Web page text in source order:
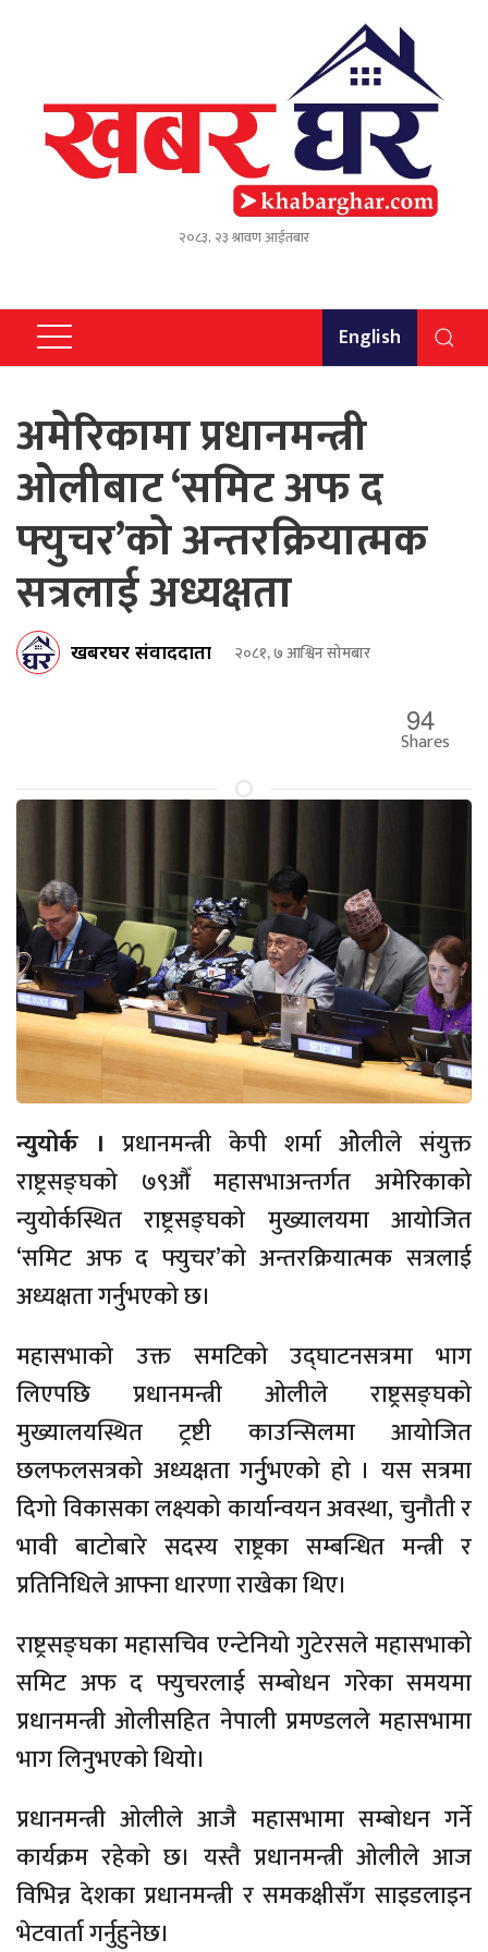
२०८३, २३ श्रावण आईतबार
English
अमेरिकामा प्रधानमन्त्री
ओलीबाट ‘समिट अफ द
फ्युचर’को अन्तरक्रियात्मक
सत्रलाई अध्यक्षता
खबरघर संवाददाता २०८१, ७ आश्विन सोमबार
94
Shares
न्युयोर्क । प्रधानमन्त्री केपी शर्मा ओेलीले संयुक्त
राष्ट्रसङ्घको ७९औँ महासभाअन्तर्गत अमेरिकाको
न्युयोर्कस्थित राष्ट्रसङ्घको मुख्यालयमा आयोजित
‘समिट अफ द फ्युचर’को अन्तरक्रियात्मक सत्रलाई
अध्यक्षता गर्नुभएको छ।
महासभाको उक्त समटिको उद्घाटनसत्रमा भाग
लिएपछि प्रधानमन्त्री ओलीले राष्ट्रसङ्घको
मुख्यालयस्थित ट्रष्टी काउन्सिलमा आयोजित
छलफलसत्रको अध्यक्षता गर्नुुभएको हो । यस सत्रमा
दिगो विकासका लक्ष्यको कार्यान्वयन अवस्था, चुनौती र
भावी बाटोबारे सदस्य राष्ट्रका सम्बन्धित मन्त्री र
प्रतिनिधिले आफ्ना धारणा राखेका थिए।
राष्ट्रसङ्घका महासचिव एन्टेनियो गुटेरसले महासभाको
समिट अफ द फ्युचरलाई सम्बोधन गरेका समयमा
प्रधानमन्त्री ओलीसहित नेपाली प्रमण्डलले महासभामा
भाग लिनुभएको थियो।
प्रधानमन्त्री ओलीले आजै महासभामा सम्बोधन गर्ने
कार्यक्रम रहेको छ। यस्तै प्रधानमन्त्री ओलीले आज
विभिन्न देशका प्रधानमन्त्री र समकक्षीसँग साइडलाइन
भेटवार्ता गर्नुहुनेछ।